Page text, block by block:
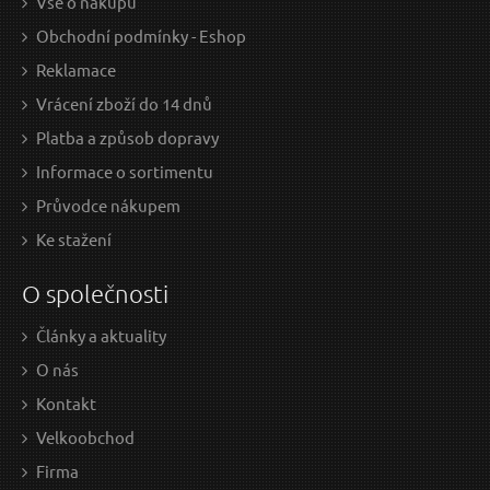
570 Kč / Ks
Obchodní podmínky - Eshop
Reklamace
Vrácení zboží do 14 dnů
Platba a způsob dopravy
Informace o sortimentu
Průvodce nákupem
Ke stažení
O společnosti
Články a aktuality
O nás
Kontakt
Velkoobchod
Firma